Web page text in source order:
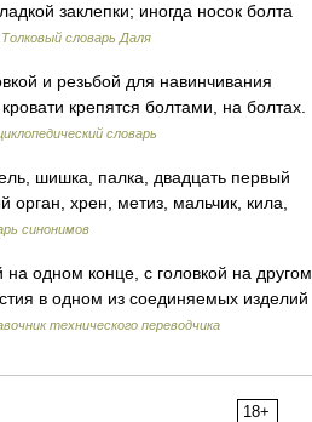
заклепки; иногда носок болта
Толковый словарь Даля
и резьбой для навинчивания
крепятся болтами, на болтах.
словарь
шишка, палка, двадцать первый
орган, хрен, метиз, мальчик, кила,
синонимов
одном конце, с головкой на другом,
в одном из соединяемых изделий
технического переводчика
18+